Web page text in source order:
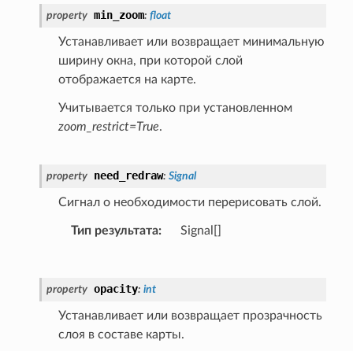
property min_zoom: float
Устанавливает или возвращает минимальную
ширину окна, при которой слой
отображается на карте.
Учитывается только при установленном
zoom_restrict=True.
property need_redraw: Signal
Сигнал о необходимости перерисовать слой.
Тип результата: Signal[]
property opacity: int
Устанавливает или возвращает прозрачность
слоя в составе карты.